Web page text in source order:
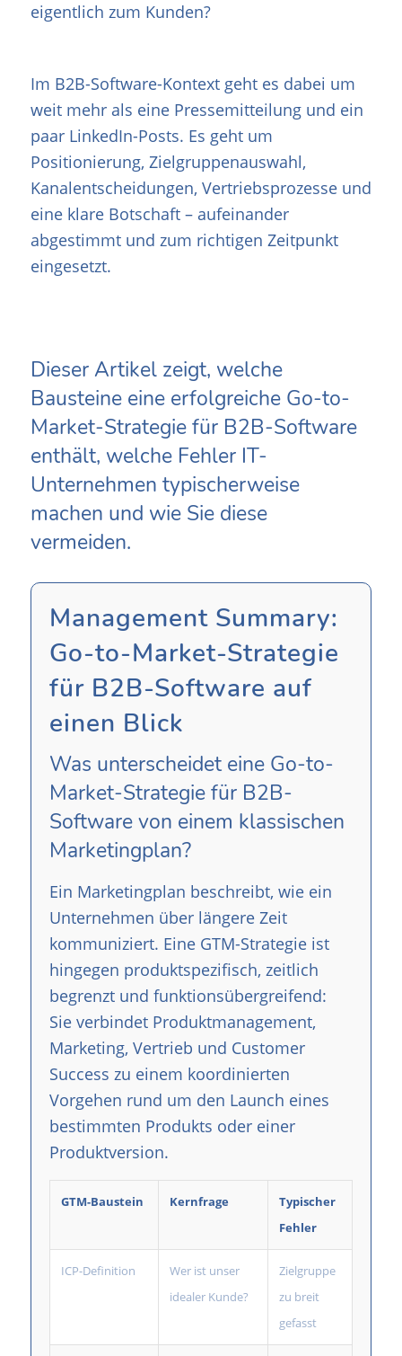
eigentlich zum Kunden?
Im B2B-Software-Kontext geht es dabei um
weit mehr als eine Pressemitteilung und ein
paar LinkedIn-Posts. Es geht um
Positionierung, Zielgruppenauswahl,
Kanalentscheidungen, Vertriebsprozesse und
eine klare Botschaft – aufeinander
abgestimmt und zum richtigen Zeitpunkt
eingesetzt.
Dieser Artikel zeigt, welche
Bausteine eine erfolgreiche Go-to-
Market-Strategie für B2B-Software
enthält, welche Fehler IT-
Unternehmen typischerweise
machen und wie Sie diese
vermeiden.
Management Summary:
Go-to-Market-Strategie
für B2B-Software auf
einen Blick
Was unterscheidet eine Go-to-
Market-Strategie für B2B-
Software von einem klassischen
Marketingplan?
Ein Marketingplan beschreibt, wie ein
Unternehmen über längere Zeit
kommuniziert. Eine GTM-Strategie ist
hingegen produktspezifisch, zeitlich
begrenzt und funktionsübergreifend:
Sie verbindet Produktmanagement,
Marketing, Vertrieb und Customer
Success zu einem koordinierten
Vorgehen rund um den Launch eines
bestimmten Produkts oder einer
Produktversion.
GTM-Baustein Kernfrage
Typischer
Fehler
ICP-Definition
Wer ist unser
idealer Kunde?
Zielgruppe
zu breit
gefasst